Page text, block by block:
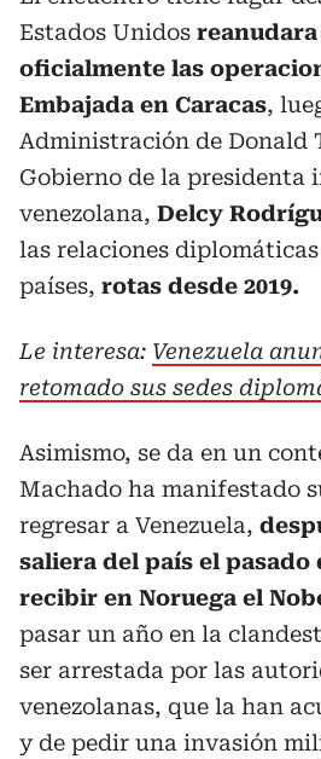
Estados Unidos
oficialmente las
Embajada en Caracas,
Administración de Donald
Gobierno de la presidenta
venezolana, Delcy
las relaciones
países, rotas desde 2019.
Le interesa: Venezuela
retomado sus sedes
Asimismo, se da en un
Machado ha manifestado
regresar a Venezuela,
saliera del país el
recibir en Noruega el
pasar un año en la
ser arrestada por las
venezolanas, que la han
y de pedir una invasión